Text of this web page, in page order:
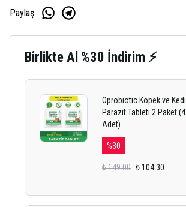
Paylaş:
Birlikte Al %30 İndirim ⚡
Oprobiotic Köpek ve Kedi
Parazit Tableti 2 Paket (4
Adet)
%30
₺ 149.00 ₺ 104.30